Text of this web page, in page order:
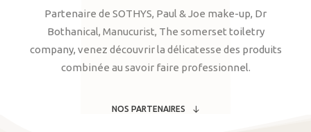
Partenaire de SOTHYS, Paul & Joe make-up, Dr
Bothanical, Manucurist, The somerset toiletry
company, venez découvrir la délicatesse des produits
combinée au savoir faire professionnel.
NOS PARTENAIRES